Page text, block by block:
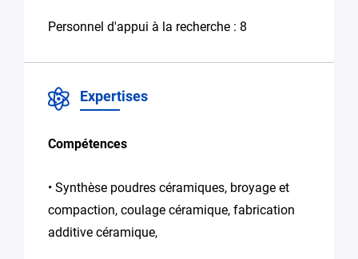
besoin
Votre
*
Personnel d'appui à la recherche : 8
Expertises
Compétences
• Synthèse poudres céramiques, broyage et
compaction, coulage céramique, fabrication
additive céramique,